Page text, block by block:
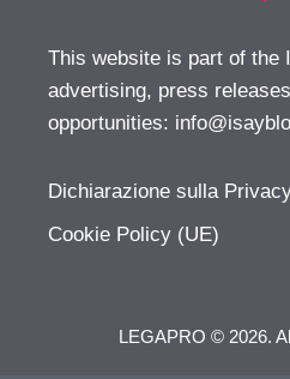
This website is part of the
advertising, press
opportunities:
Dichiarazione sulla
Cookie Policy (UE)
LEGAPRO © 2026.